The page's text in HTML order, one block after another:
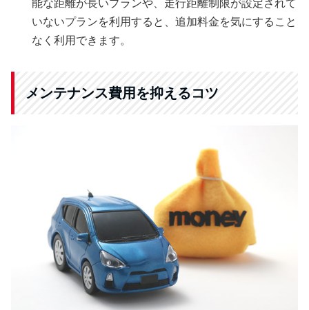
いないプランを利用すると、追加料金を気にすること
なく利用できます。
メンテナンス費用を抑えるコツ